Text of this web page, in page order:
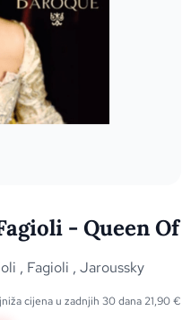
- Queen Of
, Fagioli ,Jaroussky
cijena u zadnjih 30 dana 21,90€